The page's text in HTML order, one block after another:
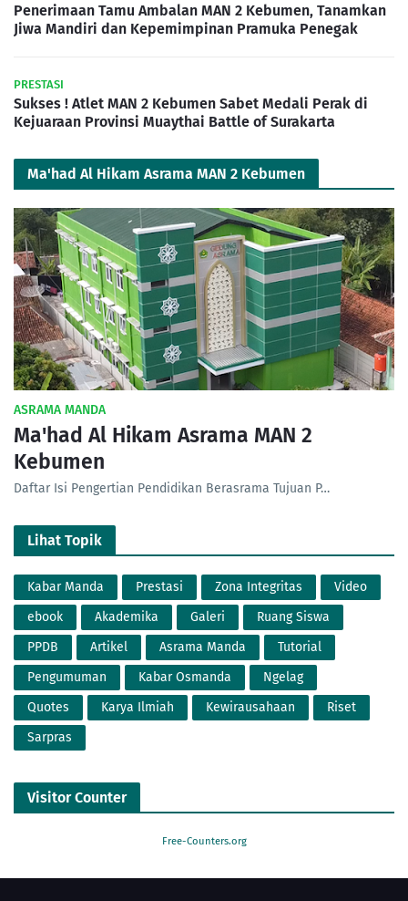
Penerimaan Tamu Ambalan MAN 2 Kebumen, Tanamkan
Jiwa Mandiri dan Kepemimpinan Pramuka Penegak
PRESTASI
Sukses ! Atlet MAN 2 Kebumen Sabet Medali Perak di
Kejuaraan Provinsi Muaythai Battle of Surakarta
Ma'had Al Hikam Asrama MAN 2 Kebumen
ASRAMA MANDA
Ma'had Al Hikam Asrama MAN 2
Kebumen
Daftar Isi Pengertian Pendidikan Berasrama Tujuan P…
Lihat Topik
Kabar Manda Prestasi Zona Integritas
Video
ebook
Akademika Galeri
Ruang Siswa
PPDB
Artikel Asrama Manda
Tutorial
Pengumuman
Kabar Osmanda
Ngelag
Quotes
Karya Ilmiah Kewirausahaan
Riset
Sarpras
Visitor Counter
Free-Counters.org